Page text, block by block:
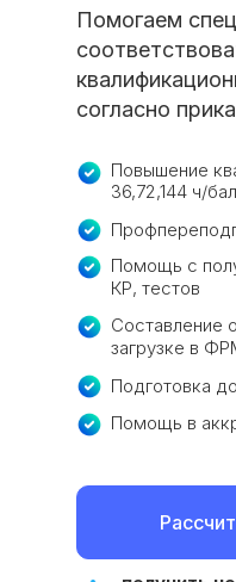
Помогаем
согласно
Повышение
36,72,144 ч/
Помощь с
КР, тестов
Подготовка
Составление
загрузке в
Помощь в